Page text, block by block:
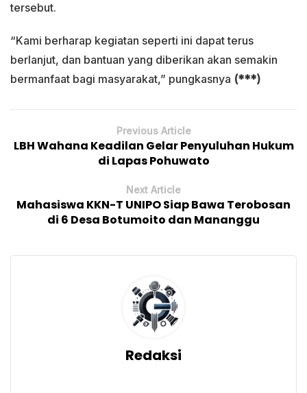
tersebut.
“Kami berharap kegiatan seperti ini dapat terus
berlanjut, dan bantuan yang diberikan akan semakin
bermanfaat bagi masyarakat,” pungkasnya (***)
Previous Article
LBH Wahana Keadilan Gelar Penyuluhan Hukum
di Lapas Pohuwato
Next Article
Mahasiswa KKN-T UNIPO Siap Bawa Terobosan
di 6 Desa Botumoito dan Mananggu
Redaksi